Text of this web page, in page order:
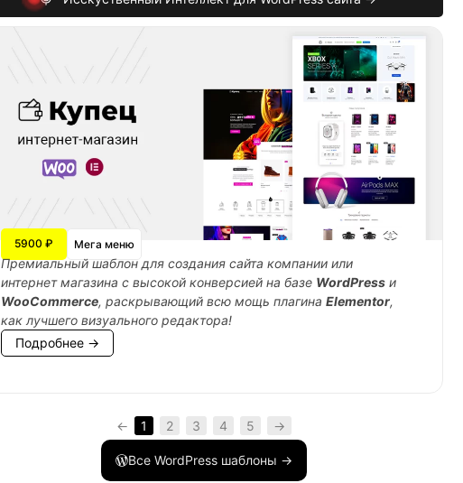
5900 ₽ Мега меню
Премиальный шаблон для создания сайта компании или
интернет магазина с высокой конверсией на базе WordPress и
WooCommerce, раскрывающий всю мощь плагинаElementor,
как лучшего визуального редактора!
Подробнее →
← 1 2 3 4 5 →
Все WordPress шаблоны →